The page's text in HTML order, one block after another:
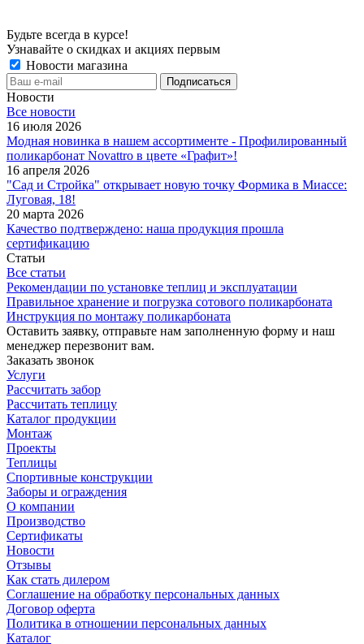
Будьте всегда в курсе!
Узнавайте о скидках и акциях первым
Новости магазина
Новости
Все новости
16 июля 2026
Модная новинка в нашем ассортименте - Профилированный
поликарбонат Novattro в цвете «Графит»!
16 апреля 2026
"Сад и Стройка" открывает новую точку Формика в Миассе:
Луговая, 18!
20 марта 2026
Качество подтверждено: наша продукция прошла
сертификацию
Статьи
Все статьи
Рекомендации по установке теплиц и эксплуатации
Правильное хранение и погрузка сотового поликарбоната
Инструкция по монтажу поликарбоната
Оставить заявку, отправьте нам заполненную форму и наш
менеджер перезвонит вам.
Заказать звонок
Услуги
Рассчитать забор
Рассчитать теплицу
Каталог продукции
Монтаж
Проекты
Теплицы
Спортивные конструкции
Заборы и ограждения
О компании
Производство
Сертификаты
Новости
Отзывы
Как стать дилером
Соглашение на обработку персональных данных
Договор оферта
Политика в отношении персональных данных
Каталог